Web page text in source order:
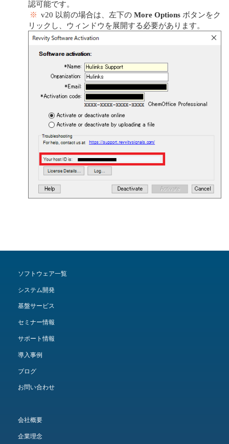
認可能です。
※ v20 以前の場合は、左下のMore Options ボタンをク
リックし、ウィンドウを展開する必要があります。
ソフトウェア一覧
システム開発
基盤サービス
セミナー情報
サポート情報
導入事例
ブログ
お問い合わせ
会社概要
企業理念